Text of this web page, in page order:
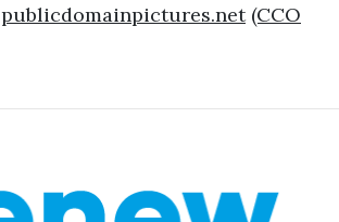
publicdomainpictures.net (CCO